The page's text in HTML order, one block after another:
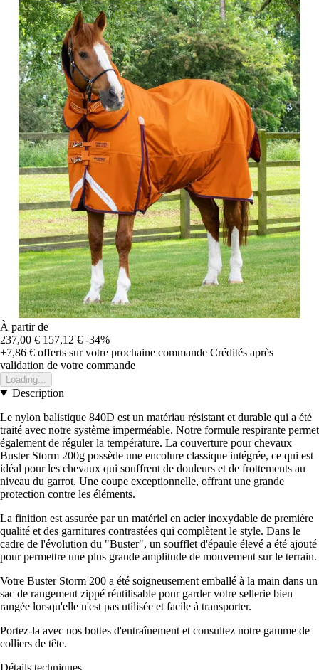
À partir de
237,00 € 157,12 € -34%
+7,86 € offerts sur votre prochaine commande Crédités après
validation de votre commande
Loading...
Description
Le nylon balistique 840D est un matériau résistant et durable qui a été
traité avec notre système imperméable. Notre formule respirante permet
également de réguler la température. La couverture pour chevaux
Buster Storm 200g possède une encolure classique intégrée, ce qui est
idéal pour les chevaux qui souffrent de douleurs et de frottements au
niveau du garrot. Une coupe exceptionnelle, offrant une grande
protection contre les éléments.
La finition est assurée par un matériel en acier inoxydable de première
qualité et des garnitures contrastées qui complètent le style. Dans le
cadre de l'évolution du "Buster", un soufflet d'épaule élevé a été ajouté
pour permettre une plus grande amplitude de mouvement sur le terrain.
Votre Buster Storm 200 a été soigneusement emballé à la main dans un
sac de rangement zippé réutilisable pour garder votre sellerie bien
rangée lorsqu'elle n'est pas utilisée et facile à transporter.
Portez-la avec nos bottes d'entraînement et consultez notre gamme de
colliers de tête.
Détails techniques